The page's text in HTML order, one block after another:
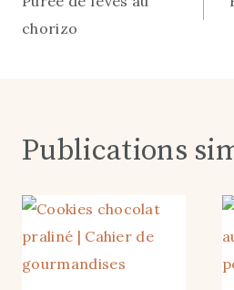
de
chorizo
Publications